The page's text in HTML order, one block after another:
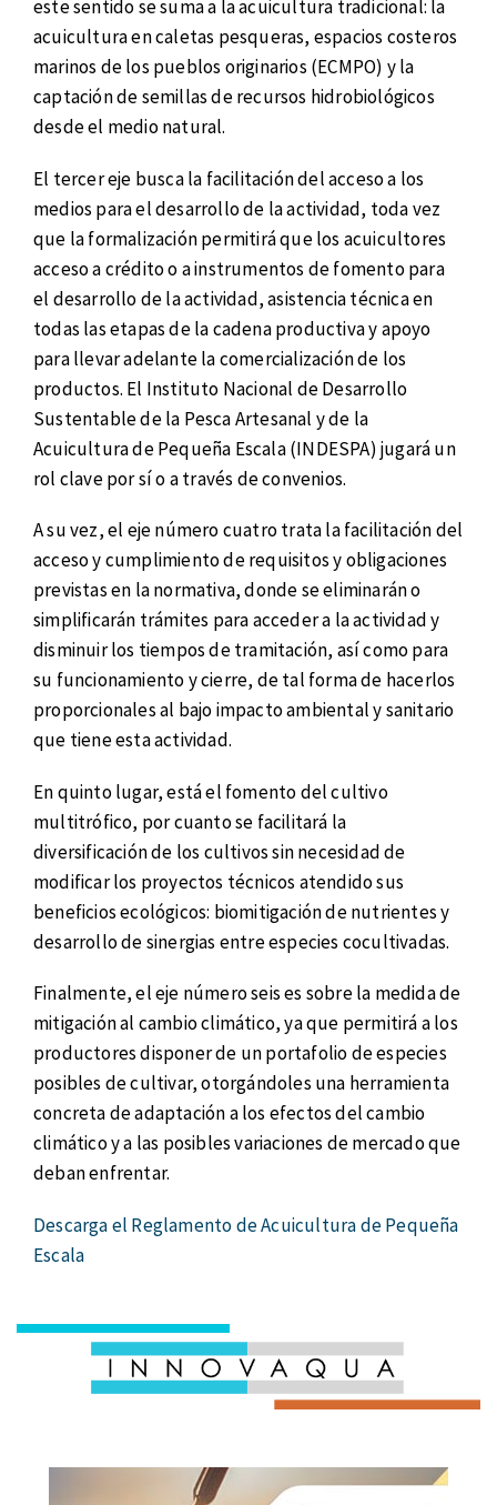
este sentido se suma a la acuicultura tradicional: la
acuicultura en caletas pesqueras, espacios costeros
marinos de los pueblos originarios (ECMPO) y la
captación de semillas de recursos hidrobiológicos
desde el medio natural.
El tercer eje busca la facilitación del acceso a los
medios para el desarrollo de la actividad, toda vez
que la formalización permitirá que los acuicultores
acceso a crédito o a instrumentos de fomento para
el desarrollo de la actividad, asistencia técnica en
todas las etapas de la cadena productiva y apoyo
para llevar adelante la comercialización de los
productos. El Instituto Nacional de Desarrollo
Sustentable de la Pesca Artesanal y de la
Acuicultura de Pequeña Escala (INDESPA) jugará un
rol clave por sí o a través de convenios.
A su vez, el eje número cuatro trata la facilitación del
acceso y cumplimiento de requisitos y obligaciones
previstas en la normativa, donde se eliminarán o
simplificarán trámites para acceder a la actividad y
disminuir los tiempos de tramitación, así como para
su funcionamiento y cierre, de tal forma de hacerlos
proporcionales al bajo impacto ambiental y sanitario
que tiene esta actividad.
En quinto lugar, está el fomento del cultivo
multitrófico, por cuanto se facilitará la
diversificación de los cultivos sin necesidad de
modificar los proyectos técnicos atendido sus
beneficios ecológicos: biomitigación de nutrientes y
desarrollo de sinergias entre especies cocultivadas.
Finalmente, el eje número seis es sobre la medida de
mitigación al cambio climático, ya que permitirá a los
productores disponer de un portafolio de especies
posibles de cultivar, otorgándoles una herramienta
concreta de adaptación a los efectos del cambio
climático y a las posibles variaciones de mercado que
deban enfrentar.
Descarga el Reglamento de Acuicultura de Pequeña
Escala